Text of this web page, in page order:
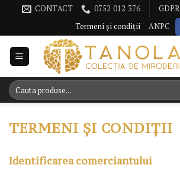
Omiteți CONTACT 0752 012 376 GDPR
Termeni și condiții
ANPC
Caută
după:
TERMENI ȘI CONDIȚII
Identificarea comerciantului